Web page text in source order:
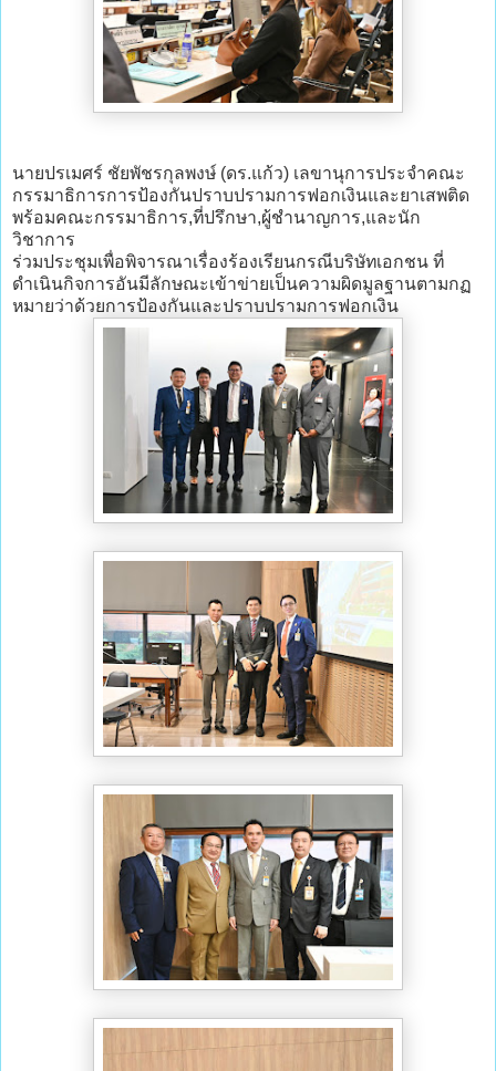
นายปรเมศร์ ชัยพัชรกุลพงษ์ (ดร.แก้ว) เลขานุการประจำคณะ
กรรมาธิการการป้องกันปราบปรามการฟอกเงินและยาเสพติด
พร้อมคณะกรรมาธิการ,ที่ปรึกษา,ผู้ชำนาญการ,และนัก
วิชาการ
ร่วมประชุมเพื่อพิจารณาเรื่องร้องเรียนกรณีบริษัทเอกชน ที่
ดำเนินกิจการอันมีลักษณะเข้าข่ายเป็นความผิดมูลฐานตามกฏ
หมายว่าด้วยการป้องกันและปราบปรามการฟอกเงิน